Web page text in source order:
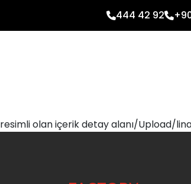
444 42 92
resimli olan içerik detay alanı/Upload/